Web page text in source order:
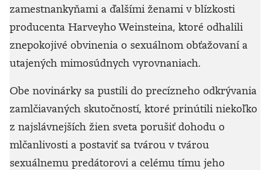
zamestnankyňami a ďalšími ženami v blízkosti
producenta Harveyho Weinsteina, ktoré odhalili
znepokojivé obvinenia o sexuálnom obťažovaní a
utajených mimosúdnych vyrovnaniach.
Obe novinárky sa pustili do precízneho odkrývania
zamlčiavaných skutočností, ktoré prinútili niekoľko
z najslávnejších žien sveta porušiť dohodu o
mlčanlivosti a postaviť sa tvárou v tvárou
sexuálnemu predátorovi a celému tímu jeho